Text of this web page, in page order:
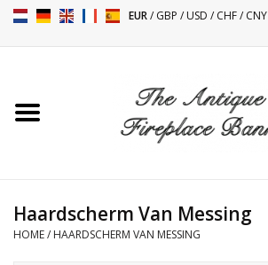
EUR/GBP /USD /CHF/CNY
Toebehoren
Haardscherm Van Messing
HOME/ HAARDSCHERM VAN MESSING